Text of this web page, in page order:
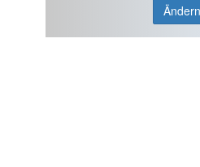
Ändern